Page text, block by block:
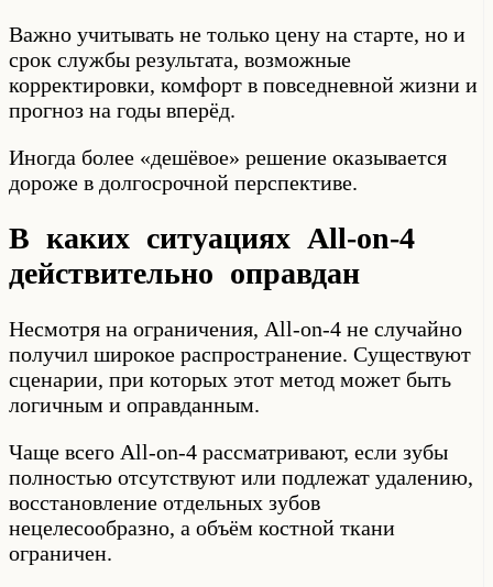
Важно учитывать не только цену на старте, но и
срок службы результата, возможные
корректировки, комфорт в повседневной жизни и
прогноз на годы вперёд.
Иногда более «дешёвое» решение оказывается
дороже в долгосрочной перспективе.
В каких ситуациях All-on-4
действительно оправдан
Несмотря на ограничения, All-on-4 не случайно
получил широкое распространение. Существуют
сценарии, при которых этот метод может быть
логичным и оправданным.
Чаще всего All-on-4 рассматривают, если зубы
полностью отсутствуют или подлежат удалению,
восстановление отдельных зубов
нецелесообразно, а объём костной ткани
ограничен.